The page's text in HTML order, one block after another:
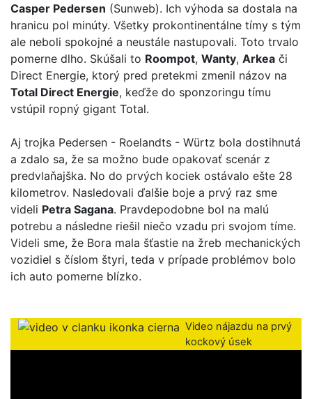
Casper Pedersen (Sunweb). Ich výhoda sa dostala na
hranicu pol minúty. Všetky prokontinentálne tímy s tým
ale neboli spokojné a neustále nastupovali. Toto trvalo
pomerne dlho. Skúšali to Roompot, Wanty, Arkea či
Direct Energie, ktorý pred pretekmi zmenil názov na
Total Direct Energie, keďže do sponzoringu tímu
vstúpil ropný gigant Total.
Aj trojka Pedersen - Roelandts - Würtz bola dostihnutá
a zdalo sa, že sa možno bude opakovať scenár z
predvlaňajška. No do prvých kociek ostávalo ešte 28
kilometrov. Nasledovali ďalšie boje a prvý raz sme
videli Petra Sagana. Pravdepodobne bol na malú
potrebu a následne riešil niečo vzadu pri svojom tíme.
Videli sme, že Bora mala šťastie na žreb mechanických
vozidiel s číslom štyri, teda v prípade problémov bolo
ich auto pomerne blízko.
Video nájazdu na prvý
kockový úsek